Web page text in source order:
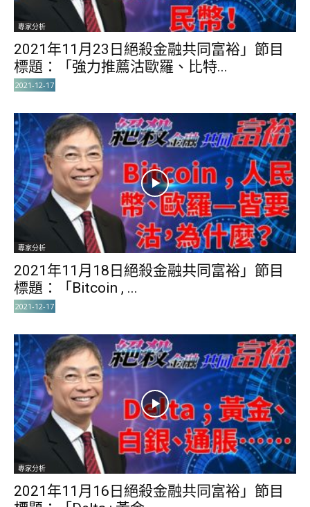
專家分析
2021年11月23日絕殺金融共同富裕」節目
標題：「強力推薦沽歐羅、比特...
2021-12-17
專家分析
2021年11月18日絕殺金融共同富裕」節目
標題：「Bitcoin , ...
2021-12-17
專家分析
2021年11月16日絕殺金融共同富裕」節目